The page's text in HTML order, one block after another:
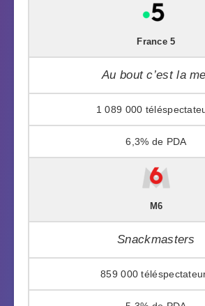
France 5
Au bout c’est la
1 089 000
6,3%
M6
Snackmasters
859 000